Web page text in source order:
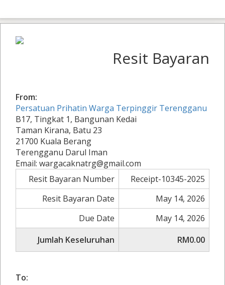
Resit Bayaran
From:
Persatuan Prihatin Warga Terpinggir Terengganu
B17, Tingkat 1, Bangunan Kedai
Taman Kirana, Batu 23
21700 Kuala Berang
Terengganu Darul Iman
Email: wargacaknatrg@gmail.com
Resit Bayaran Number
Receipt-10345-2025
Resit Bayaran Date
May 14, 2026
Due Date
May 14, 2026
Jumlah Keseluruhan
RM0.00
To: